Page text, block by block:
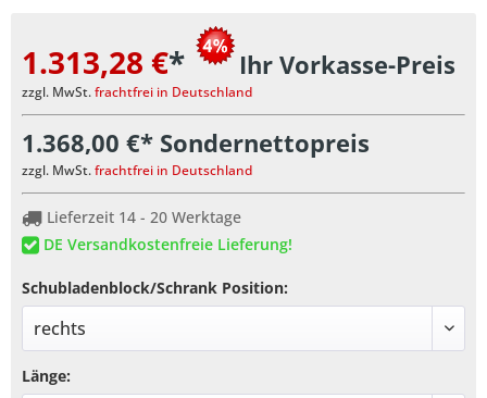
1.313,28 €* Ihr Vorkasse-Preis
zzgl. MwSt.frachtfrei in Deutschland
1.368,00 €* Sondernettopreis
zzgl. MwSt.frachtfrei in Deutschland
Lieferzeit 14 - 20 Werktage
DE Versandkostenfreie Lieferung!
Schubladenblock/Schrank Position:
Länge: